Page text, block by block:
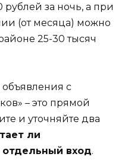
рублей за ночь, а при
(от месяца) можно
25-30 тысяч
с
– это прямой
и уточняйте два
ли
отдельный вход.